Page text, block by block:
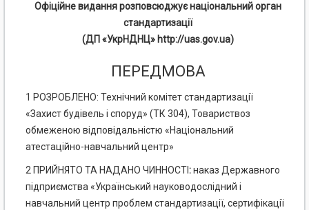
Офіційне видання розповсюджує національний орган
стандартизації
(ДП «УкрНДНЦ» http://uas.gov.ua)
ПЕРЕДМОВА
1 РОЗРОБЛЕНО: Технічний комітет стандартизації
«Захист будівель і споруд» (ТК 304), Товариствоз
обмеженою відповідальністю «Національний
атестаційно-навчальний центр»
2 ПРИЙНЯТО ТА НАДАНО ЧИННОСТІ :наказ Державного
підприємства «Український науководослідний і
навчальний центр проблем стандартизації, сертифікації